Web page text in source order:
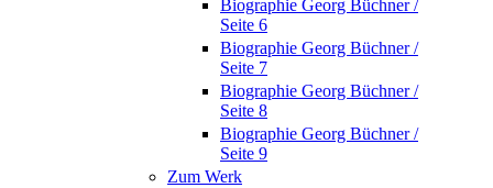
Biographie Georg Büchner /
Seite 6
Biographie Georg Büchner /
Seite 7
Biographie Georg Büchner /
Seite 8
Biographie Georg Büchner /
Seite 9
Zum Werk